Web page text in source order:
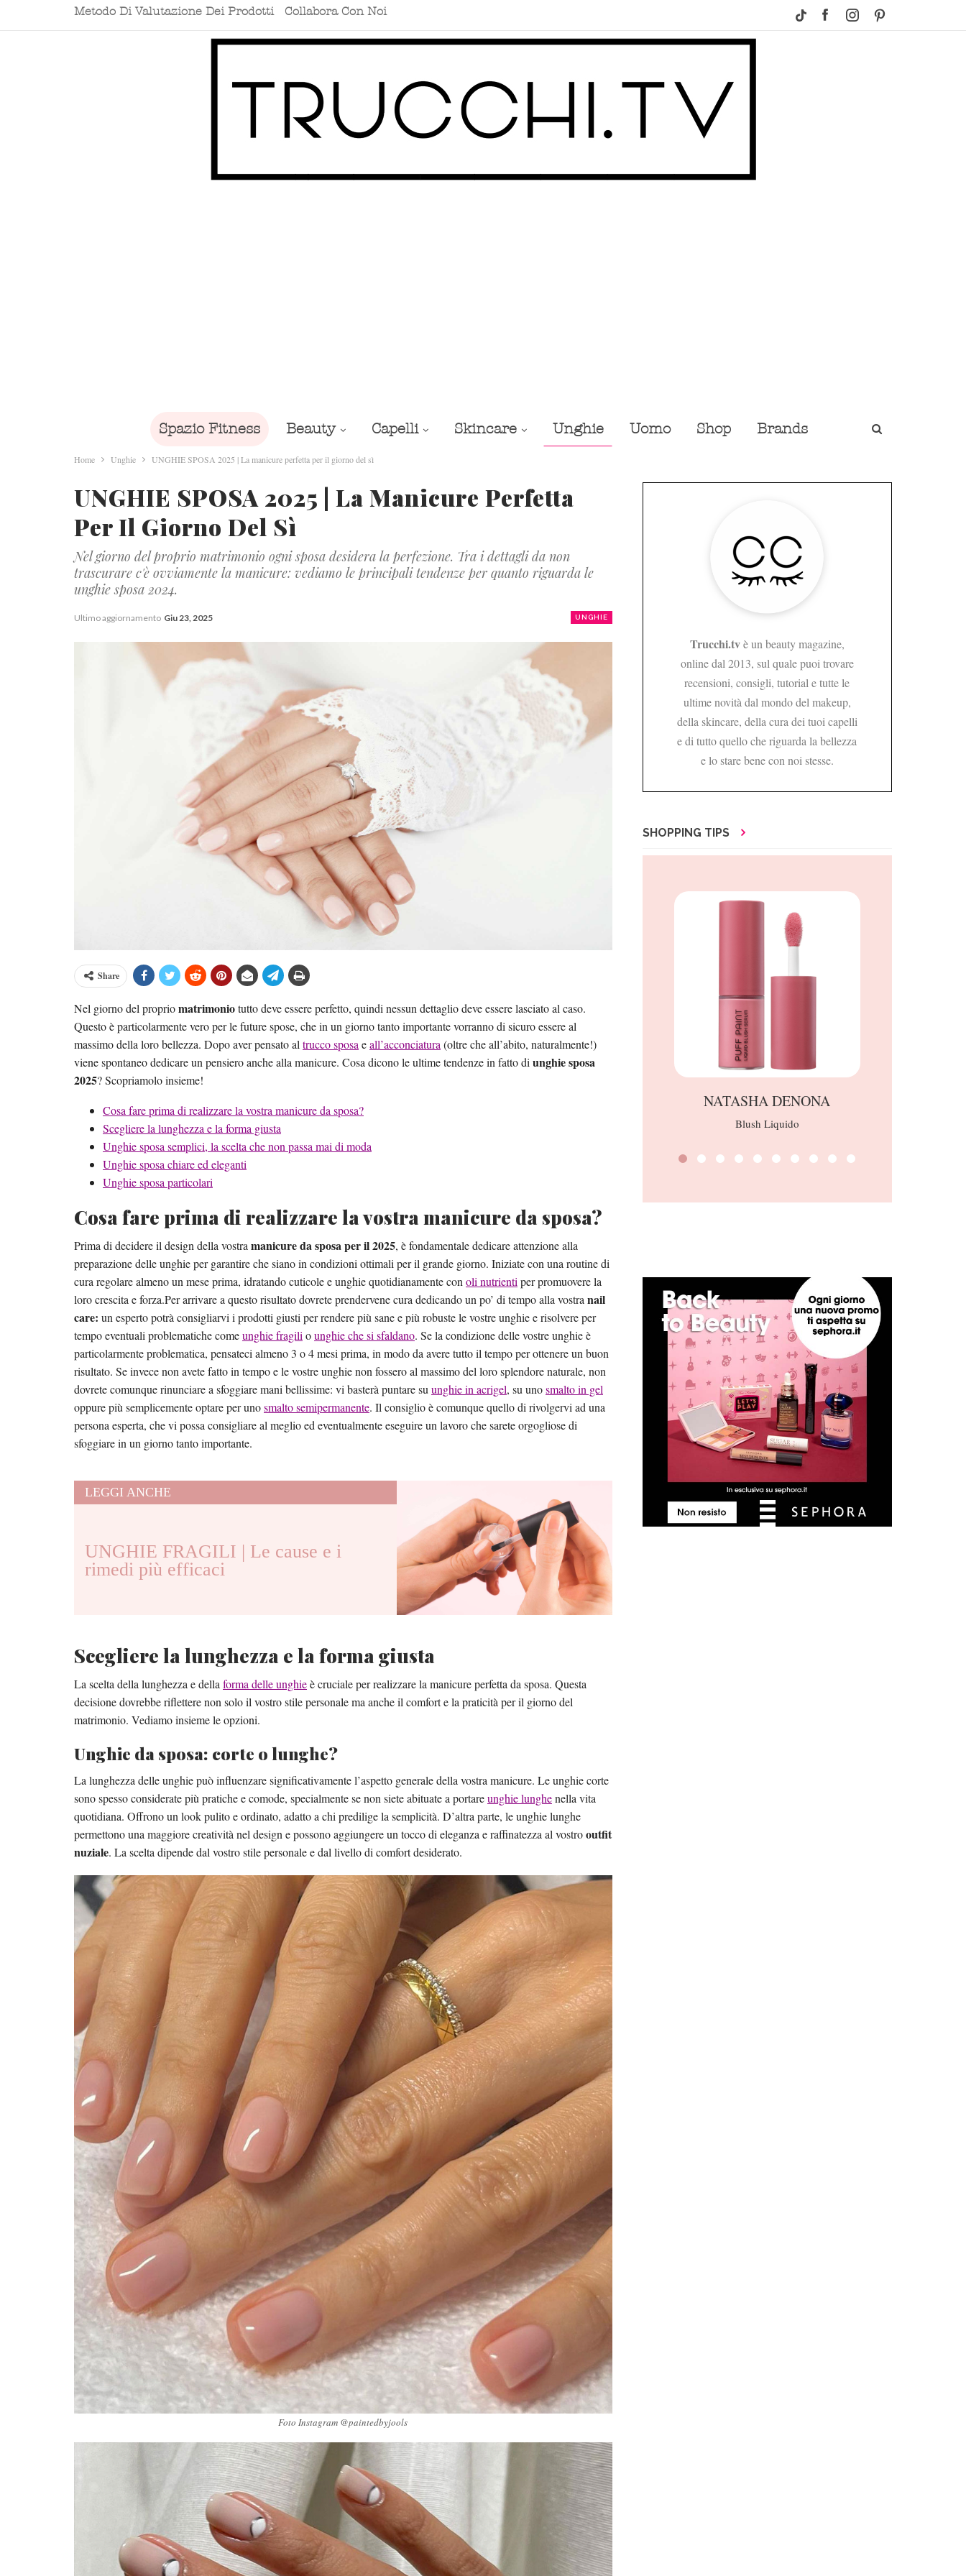
Metodo Di Valutazione Dei Prodotti Collabora Con Noi
Spazio Fitness Beauty Capelli Skincare Unghie Uomo Shop Brands
Home Unghie UNGHIE SPOSA 2025 | La manicure perfetta per il giorno del sì
UNGHIE SPOSA 2025 | La Manicure Perfetta
Per Il Giorno Del Sì
Nel giorno del proprio matrimonio ogni sposa desidera la perfezione. Tra i dettagli da non
trascurare c'è ovviamente la manicure: vediamo le principali tendenze per quanto riguarda le
unghie sposa 2024.
UNGHIE
Ultimo aggiornamento Giu 23, 2025
Share
Nel giorno del propriomatrimoniotutto deve essere perfetto, quindi nessun dettaglio deve essere lasciato al caso.
Questo è particolarmente vero per le future spose, che in un giorno tanto importante vorranno di sicuro essere al
massimo della loro bellezza. Dopo aver pensato al trucco sposa eall’acconciatura (oltre che all’abito, naturalmente!)
viene spontaneo dedicare un pensiero anche alla manicure. Cosa dicono le ultime tendenze in fatto di unghie sposa
2025? Scopriamolo insieme!
Cosa fare prima di realizzare la vostra manicure da sposa?
Scegliere la lunghezza e la forma giusta
Unghie sposa semplici, la scelta che non passa mai di moda
Unghie sposa chiare ed eleganti
Unghie sposa particolari
Cosa fare prima di realizzare la vostra manicure da sposa?
Prima di decidere il design della vostra manicure da sposa per il 2025, è fondamentale dedicare attenzione alla
preparazione delle unghie per garantire che siano in condizioni ottimali per il grande giorno. Iniziate con una routine di
cura regolare almeno un mese prima, idratando cuticole e unghie quotidianamente con oli nutrienti per promuovere la
loro crescita e forza.Per arrivare a questo risultato dovrete prendervene cura dedicando un po’ di tempo alla vostra nail
care: un esperto potrà consigliarvi i prodotti giusti per rendere più sane e più robuste le vostre unghie e risolvere per
tempo eventuali problematiche comeunghie fragili ounghie che si sfaldano. Se la condizione delle vostre unghie è
particolarmente problematica, pensateci almeno 3 o 4 mesi prima, in modo da avere tutto il tempo per ottenere un buon
risultato. Se invece non avete fatto in tempo e le vostre unghie non fossero al massimo del loro splendore naturale, non
dovrete comunque rinunciare a sfoggiare mani bellissime: vi basterà puntare su unghie in acrigel, su unosmalto in gel
oppure più semplicemente optare per unosmalto semipermanente. Il consiglio è comunque quello di rivolgervi ad una
persona esperta, che vi possa consigliare al meglio ed eventualmente eseguire un lavoro che sarete orgogliose di
sfoggiare in un giorno tanto importante.
LEGGI ANCHE
UNGHIE FRAGILI | Le cause e i
rimedi più efficaci
Scegliere la lunghezza e la forma giusta
La scelta della lunghezza e della forma delle unghieè cruciale per realizzare la manicure perfetta da sposa. Questa
decisione dovrebbe riflettere non solo il vostro stile personale ma anche il comfort e la praticità per il giorno del
matrimonio. Vediamo insieme le opzioni.
Unghie da sposa: corte o lunghe?
La lunghezza delle unghie può influenzare significativamente l’aspetto generale della vostra manicure. Le unghie corte
sono spesso considerate più pratiche e comode, specialmente se non siete abituate a portareunghie lunghenella vita
quotidiana. Offrono un look pulito e ordinato, adatto a chi predilige la semplicità. D’altra parte, le unghie lunghe
permettono una maggiore creatività nel design e possono aggiungere un tocco di eleganza e raffinatezza al vostrooutfit
nuziale. La scelta dipende dal vostro stile personale e dal livello di comfort desiderato.
Foto Instagram @paintedbyjools
Trucchi.tvè un beauty magazine,
online dal 2013, sul quale puoi trovare
recensioni, consigli, tutorial e tutte le
ultime novità dal mondo del makeup,
della skincare, della cura dei tuoi capelli
e di tutto quello che riguarda la bellezza
e lo stare bene con noi stesse.
SHOPPING TIPS
NATASHA DENONA
Blush Liquido